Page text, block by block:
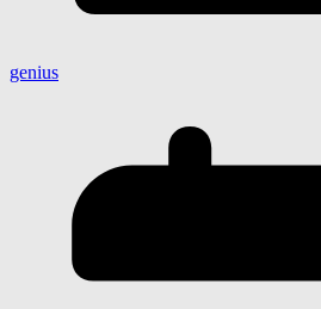
genius